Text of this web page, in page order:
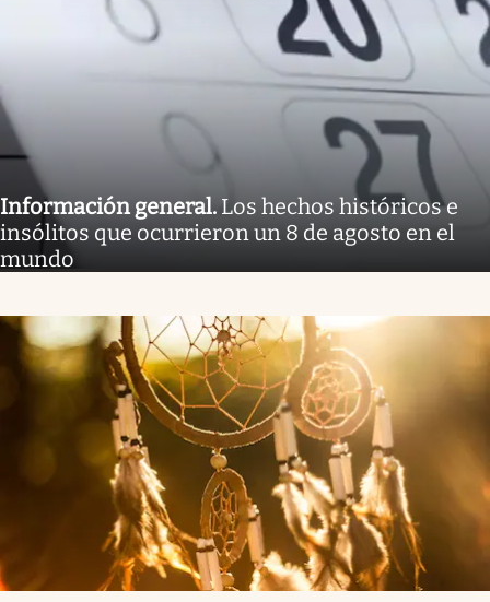
Información general. Los hechos históricos e
insólitos que ocurrieron un 8 de agosto en el
mundo